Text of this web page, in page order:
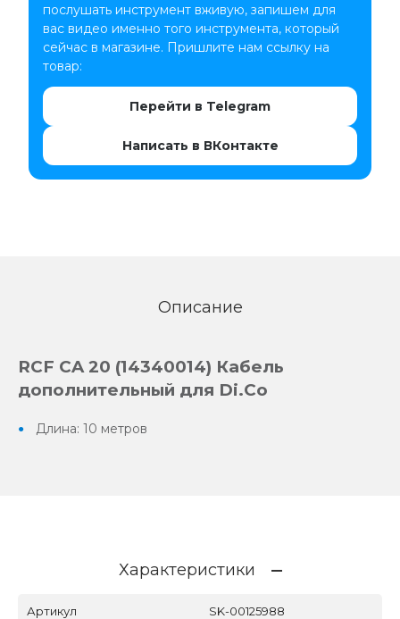
послушать инструмент вживую, запишем для
вас видео именно того инструмента, который
сейчас в магазине. Пришлите нам ссылку на
товар:
Перейти в Telegram
Написать в ВКонтакте
Описание
RCF CA 20 (14340014) Кабель
дополнительный для Di.Co
Длина: 10 метров
Характеристики
Артикул SK-00125988